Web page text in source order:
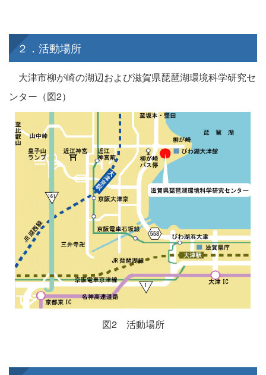
２．活動場所
大津市柳が崎の湖辺および滋賀県琵琶湖環境科学研究セ
ンター（図2）
図2 活動場所